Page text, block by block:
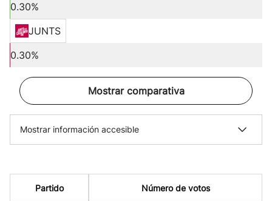
0.30%
JUNTS
0.30%
Mostrar comparativa
Mostrar información accesible
Partido Número de votos